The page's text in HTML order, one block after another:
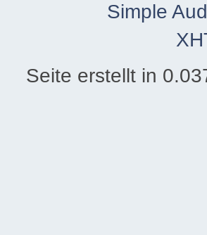
Simple
Seite erstellt in